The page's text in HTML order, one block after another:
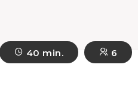
40 min. 6